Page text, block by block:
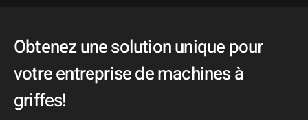
Obtenez une solution unique pour
votre entreprise de machines à
griffes!